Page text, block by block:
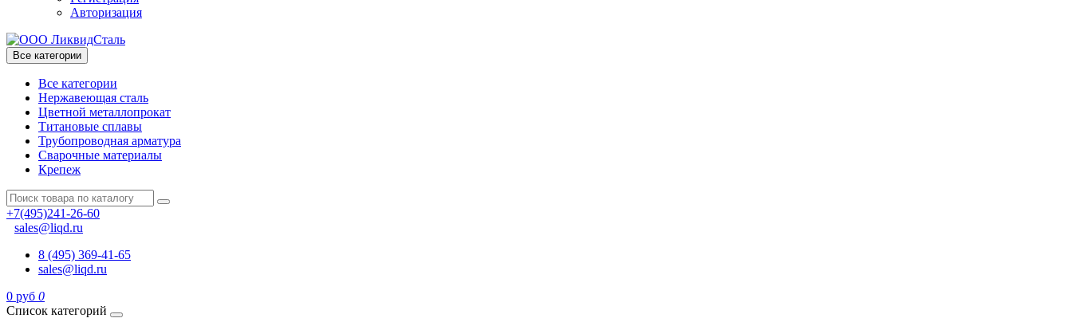
Авторизация
Все категории
Все категории
Нержавеющая сталь
Цветной металлопрокат
Титановые сплавы
Трубопроводная арматура
Сварочные материалы
Крепеж
+7(495)241-26-60
sales@liqd.ru
8 (495) 369-41-65
sales@liqd.ru
0 руб 0
Список категорий